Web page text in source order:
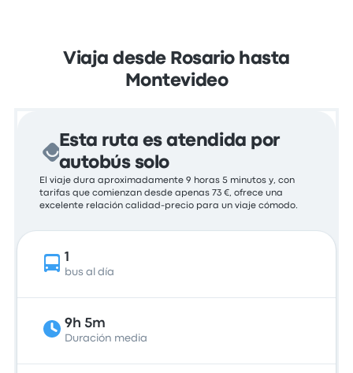
Viaja desde Rosario hasta
Montevideo
Esta ruta es atendida por
autobús solo
El viaje dura aproximadamente 9 horas 5 minutos y, con
tarifas que comienzan desde apenas 73 €, ofrece una
excelente relación calidad-precio para un viaje cómodo.
1
bus al día
9h 5m
Duración media